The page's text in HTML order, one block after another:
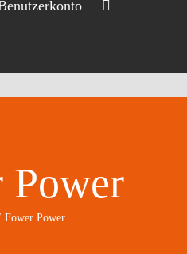
Power
Fower Power